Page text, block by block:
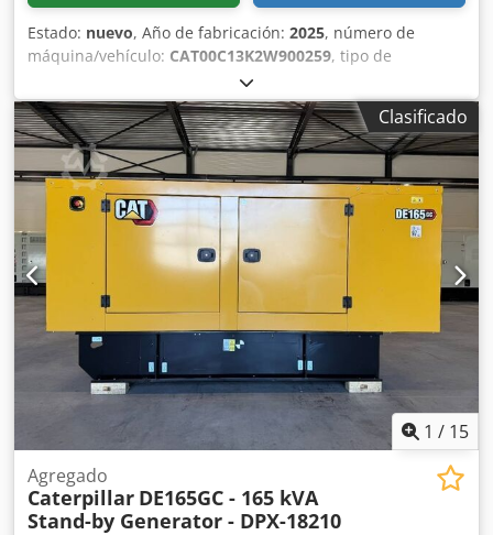
Estado: nuevo, Año de fabricación: 2025, número de
máquina/vehículo: CAT00C13K2W900259, tipo de
, fabricante de motores:
C13, Propósito de uso: Construcción Peso en vacío: 4.667 kg
Potencia del generador: 400 kVA Dimensiones del
compartimento de carga: 493 x 162 x 222 cm Marcado CE:
sí Capacidad del depósito de agua: 800 l País de
fabricación: China Póngase en contacto con el equipo DPX
para obtener más información. = Otras opciones y
accesorios = - Batería - Panel de control Codoy T Uwdopfx
Amvjrf - Techo de acero - Cisterna
Clasificado
1 / 15
Agregado
Caterpillar DE165GC - 165 kVA
Stand-by Generator - DPX-18210